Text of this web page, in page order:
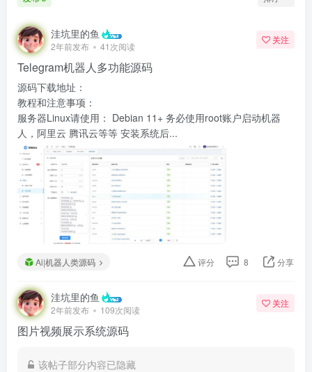
洼坑里的鱼
2年前发布 41次阅读
关注
Telegram机器人多功能源码
源码下载地址：
教程和注意事项：
服务器Linux请使用： Debian 11+ 务必使用root账户启动机器
人，阿里云 腾讯云等等 安装系统后...
Ai|机器人类源码 评分 8 分享
洼坑里的鱼
2年前发布 109次阅读
关注
图片视频展示系统源码
该帖子部分内容已隐藏